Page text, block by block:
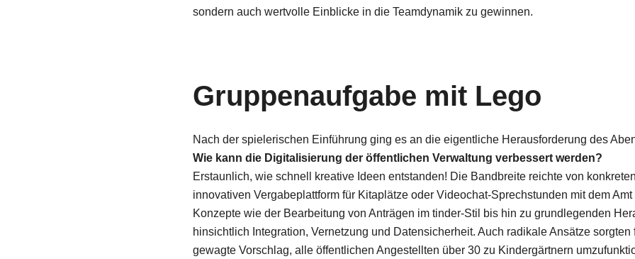
sondern auch wertvolle Einblicke in die Teamdynamik zu gewinnen.
Gruppenaufgabe mit Lego
Nach der spielerischen Einführung ging es an die eigentliche Herausforderung des
Wie kann die Digitalisierung der öffentlichen Verwaltung verbessert werden?
Erstaunlich, wie schnell kreative Ideen entstanden! Die Bandbreite reichte von
innovativen Vergabeplattform für Kitaplätze oder Videochat-Sprechstunden mit dem
Konzepte wie der Bearbeitung von Anträgen im tinder-Stil bis hin zu grundlegenden
hinsichtlich Integration, Vernetzung und Datensicherheit. Auch radikale Ansätze sorgten
gewagte Vorschlag, alle öffentlichen Angestellten über 30 zu Kindergärtnern